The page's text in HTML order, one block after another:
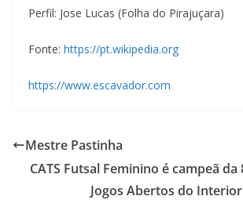
Perfil: Jose Lucas (Folha do Pirajuçara)
Fonte: https://pt.wikipedia.org
https://www.escavador.com
Mestre Pastinha
CATS Futsal Feminino é campeã da
Jogos Abertos do Interior